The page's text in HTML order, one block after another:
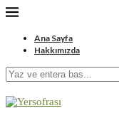
Ana Sayfa
Hakkımızda